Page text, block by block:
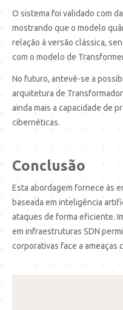
O sistema foi validado com
mostrando que o modelo
relação à versão clássica,
com o modelo de
No futuro, antevê-se a
arquitetura de
ainda mais a capacidade de
cibernéticas.
Conclusão
Esta abordagem fornece às
baseada em inteligência
ataques de forma eficiente.
em infraestruturas SDN
corporativas face a ameaças